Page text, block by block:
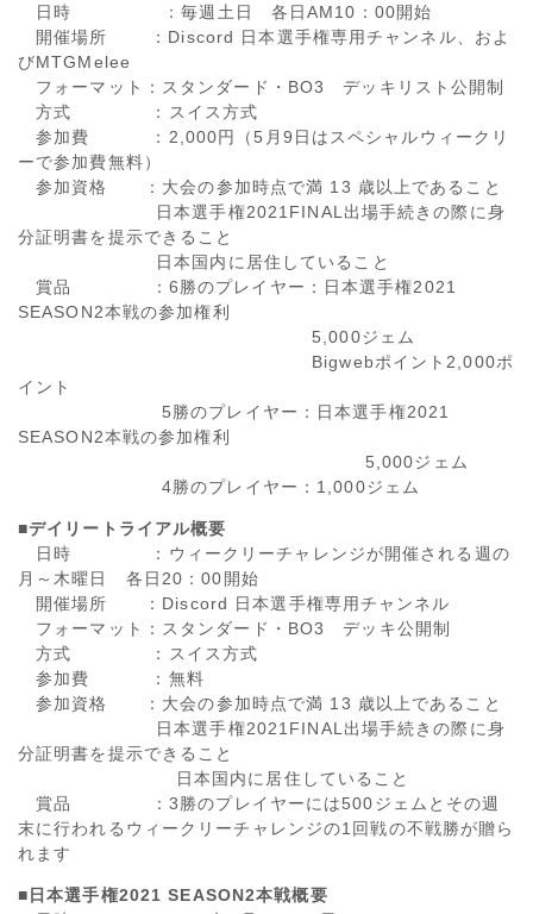
日時 ：毎週土日 各日AM10：00開始
開催場所 ：Discord 日本選手権専用チャンネル、およ
びMTGMelee
フォーマット：スタンダード・BO3 デッキリスト公開制
方式 ：スイス方式
参加費 ：2,000円（5月9日はスペシャルウィークリ
ーで参加費無料）
参加資格 ：大会の参加時点で満 13 歳以上であること
日本選手権2021FINAL出場手続きの際に身
分証明書を提示できること
日本国内に居住していること
賞品 ：6勝のプレイヤー：日本選手権2021
SEASON2本戦の参加権利
5,000ジェム
Bigwebポイント2,000ポ
イント
5勝のプレイヤー：日本選手権2021
SEASON2本戦の参加権利
5,000ジェム
4勝のプレイヤー：1,000ジェム
■デイリートライアル概要
日時 ：ウィークリーチャレンジが開催される週の
月～木曜日 各日20：00開始
開催場所 ：Discord 日本選手権専用チャンネル
フォーマット：スタンダード・BO3 デッキ公開制
方式 ：スイス方式
参加費 ：無料
参加資格 ：大会の参加時点で満 13 歳以上であること
日本選手権2021FINAL出場手続きの際に身
分証明書を提示できること
日本国内に居住していること
賞品 ：3勝のプレイヤーには500ジェムとその週
末に行われるウィークリーチャレンジの1回戦の不戦勝が贈ら
れます
■日本選手権2021 SEASON2本戦概要